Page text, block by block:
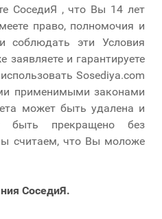
СоседиЯ , что Вы 14 лет
право, полномочия и
соблюдать эти Условия
заявляете и гарантируете
Sosediya.com
применимыми законами
может быть удалена и
быть прекращено без
считаем, что Вы моложе
СоседиЯ.